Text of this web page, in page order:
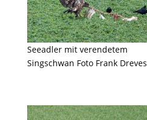
Seeadler mit verendetem
Singschwan Foto Frank Dreves